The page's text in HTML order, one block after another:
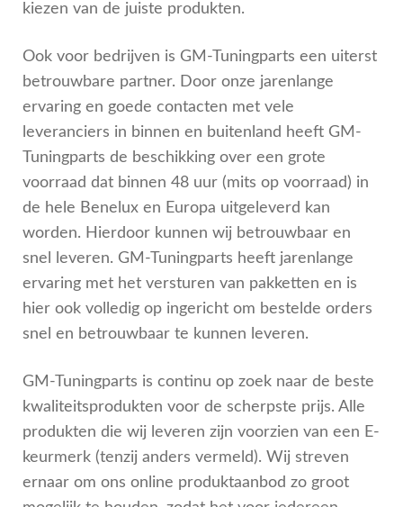
kiezen van de juiste produkten.
Ook voor bedrijven is GM-Tuningparts een uiterst
betrouwbare partner. Door onze jarenlange
ervaring en goede contacten met vele
leveranciers in binnen en buitenland heeft GM-
Tuningparts de beschikking over een grote
voorraad dat binnen 48 uur (mits op voorraad) in
de hele Benelux en Europa uitgeleverd kan
worden. Hierdoor kunnen wij betrouwbaar en
snel leveren. GM-Tuningparts heeft jarenlange
ervaring met het versturen van pakketten en is
hier ook volledig op ingericht om bestelde orders
snel en betrouwbaar te kunnen leveren.
GM-Tuningparts is continu op zoek naar de beste
kwaliteitsprodukten voor de scherpste prijs. Alle
produkten die wij leveren zijn voorzien van een E-
keurmerk (tenzij anders vermeld). Wij streven
ernaar om ons online produktaanbod zo groot